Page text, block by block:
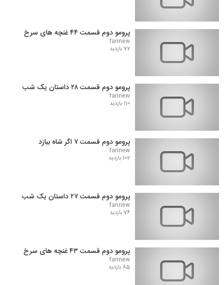
پرومو دوم قسمت ۴۴ غنچه های سرخ
fannew
72 بازدید
پرومو دوم قسمت ۲۸ داستان یک شب
fannew
110 بازدید
پرومو دوم قسمت ۷ اگر شاه ببازد
fannew
102 بازدید
پرومو دوم قسمت ۲۷ داستان یک شب
fannew
76 بازدید
پرومو دوم قسمت ۴۳ غنچه های سرخ
fannew
85 بازدید